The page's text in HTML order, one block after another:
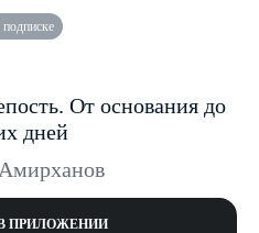
От основания до
дней
ПРИЛОЖЕНИИ